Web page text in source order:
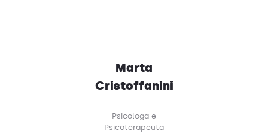
Marta
Cristoffanini
Psicologa e
Psicoterapeuta